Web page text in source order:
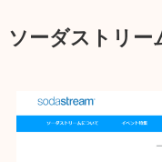
ソーダストリー